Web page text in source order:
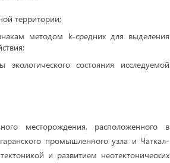
территории;
методом k-средних для выделения
состояния исследуемой
месторождения, расположенного в
промышленного узла и Чаткал-
и развитием неотектонических